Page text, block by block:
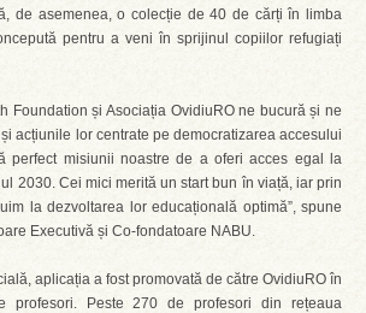
de asemenea, o colecție de 40 de cărți în limba
pentru a veni în sprijinul copiilor refugiați
Foundation și Asociația OvidiuRO ne bucură și ne
acțiunile lor centrate pe democratizarea accesului
perfect misiunii noastre de a oferi acces egal la
2030. Cei mici merită un start bun în viață, iar prin
la dezvoltarea lor educațională optimă”, spune
Executivă și Co-fondatoare NABU.
aplicația a fost promovată de către OvidiuRO în
profesori. Peste 270 de profesori din rețeaua